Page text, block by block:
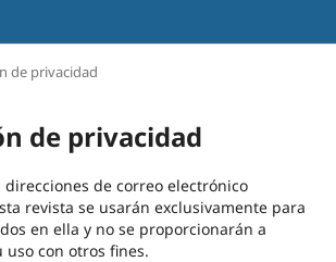
de privacidad
de privacidad
direcciones de correo electrónico
revista se usarán exclusivamente para
en ella y no se proporcionarán a
uso con otros fines.